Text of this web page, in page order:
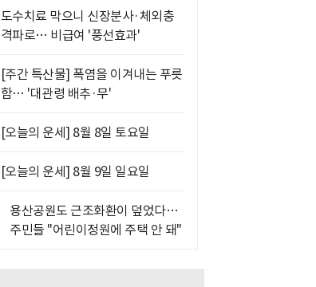
도수치료 막으니 신장분사·체외충
격파로… 비급여 '풍선효과'
[주간 특산물] 폭염을 이겨내는 푸릇
함… '대관령 배추·무'
[오늘의 운세] 8월 8일 토요일
[오늘의 운세] 8월 9일 일요일
용산공원도 근조화환이 덮었다…
주민들 "어린이정원에 주택 안 돼"